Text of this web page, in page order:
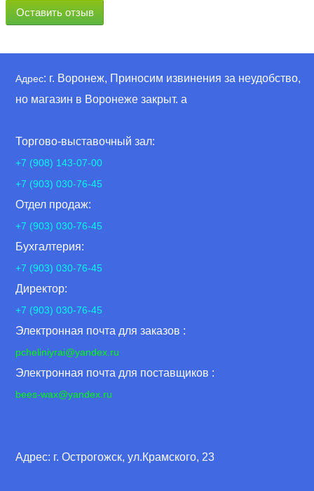
Оставить отзыв
Адрес: г. Воронеж, Приносим извинения за неудобство,
но магазин в Воронеже закрыт. а
Торгово-выставочный зал:
+7 (908) 143-07-00
+7 (903) 030-76-45
Отдел продаж:
+7 (903) 030-76-45
Бухгалтерия:
+7 (903) 030-76-45
Директор:
+7 (903) 030-76-45
Электронная почта для заказов :
pcheliniyrai@yandex.ru
Электронная почта для поставщиков :
bees-wax@yandex.ru
Адрес: г. Острогожск, ул.Крамского, 23